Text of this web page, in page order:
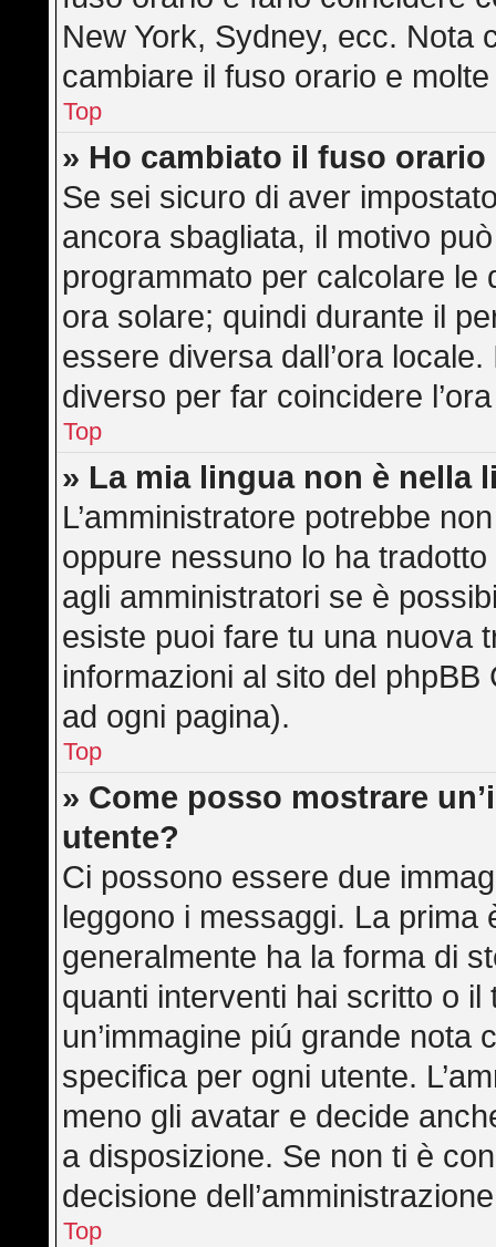
New York, Sydney, ecc. Nota
cambiare il fuso orario e
Top
» Ho cambiato il fuso orario
Se sei sicuro di aver
ancora sbagliata, il motivo
programmato per calcolare le
ora solare; quindi durante il
essere diversa dall’ora
diverso per far coincidere
Top
» La mia lingua non è nella
L’amministratore potrebbe
oppure nessuno lo ha
agli amministratori se è
esiste puoi fare tu una nuova
informazioni al sito del
ad ogni pagina).
Top
» Come posso mostrare
utente?
Ci possono essere due
leggono i messaggi. La prima
generalmente ha la forma di
quanti interventi hai scritto o
un’immagine piú grande
specifica per ogni utente.
meno gli avatar e decide
a disposizione. Se non ti è
decisione
Top